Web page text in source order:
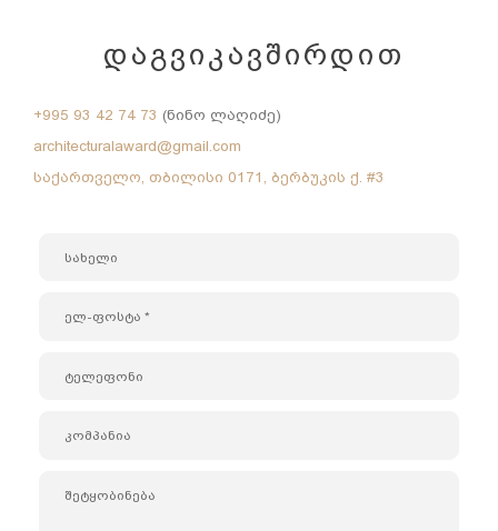
ᲓᲐᲒᲕᲘᲙᲐᲕᲨᲘᲠᲓᲘᲗ
+995 93 42 74 73 (ნინო ლაღიძე)
architecturalaward@gmail.com
საქართველო, თბილისი 0171, ბერბუკის ქ. #3